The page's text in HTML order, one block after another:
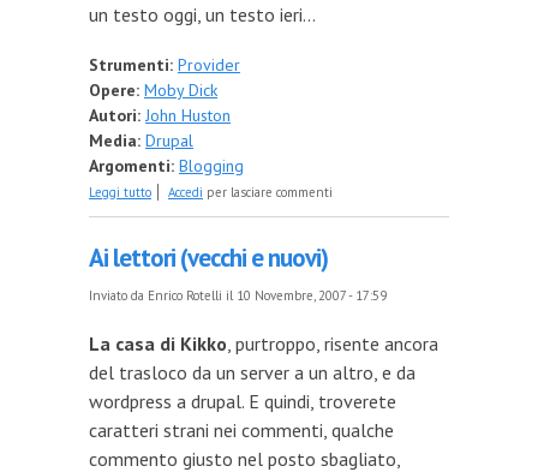
un testo oggi, un testo ieri...
Strumenti: Provider
Opere: Moby Dick
Autori: John Huston
Media: Drupal
Argomenti: Blogging
Leggi tutto su Galleggiando nell'acqua
Accedi per lasciare commenti
Ai lettori (vecchi e nuovi)
Inviato da Enrico Rotelli il 10 Novembre, 2007 - 17:59
La casa di Kikko, purtroppo, risente ancora
del trasloco da un server a un altro, e da
wordpress a drupal. E quindi, troverete
caratteri strani nei commenti, qualche
commento giusto nel posto sbagliato,